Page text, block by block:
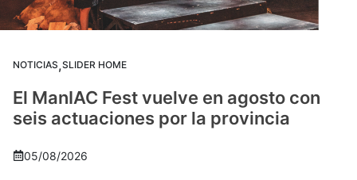
NOTICIAS,SLIDER HOME
El ManIAC Fest vuelve en agosto con
seis actuaciones por la provincia
05/08/2026